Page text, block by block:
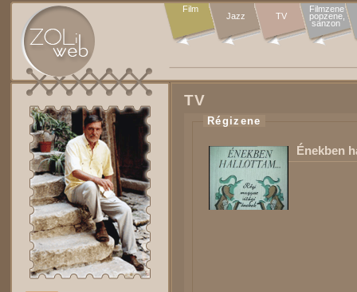
Film
Jazz TV
Filmzene
popzene,
sanzon
TV
Régizene
Énekben